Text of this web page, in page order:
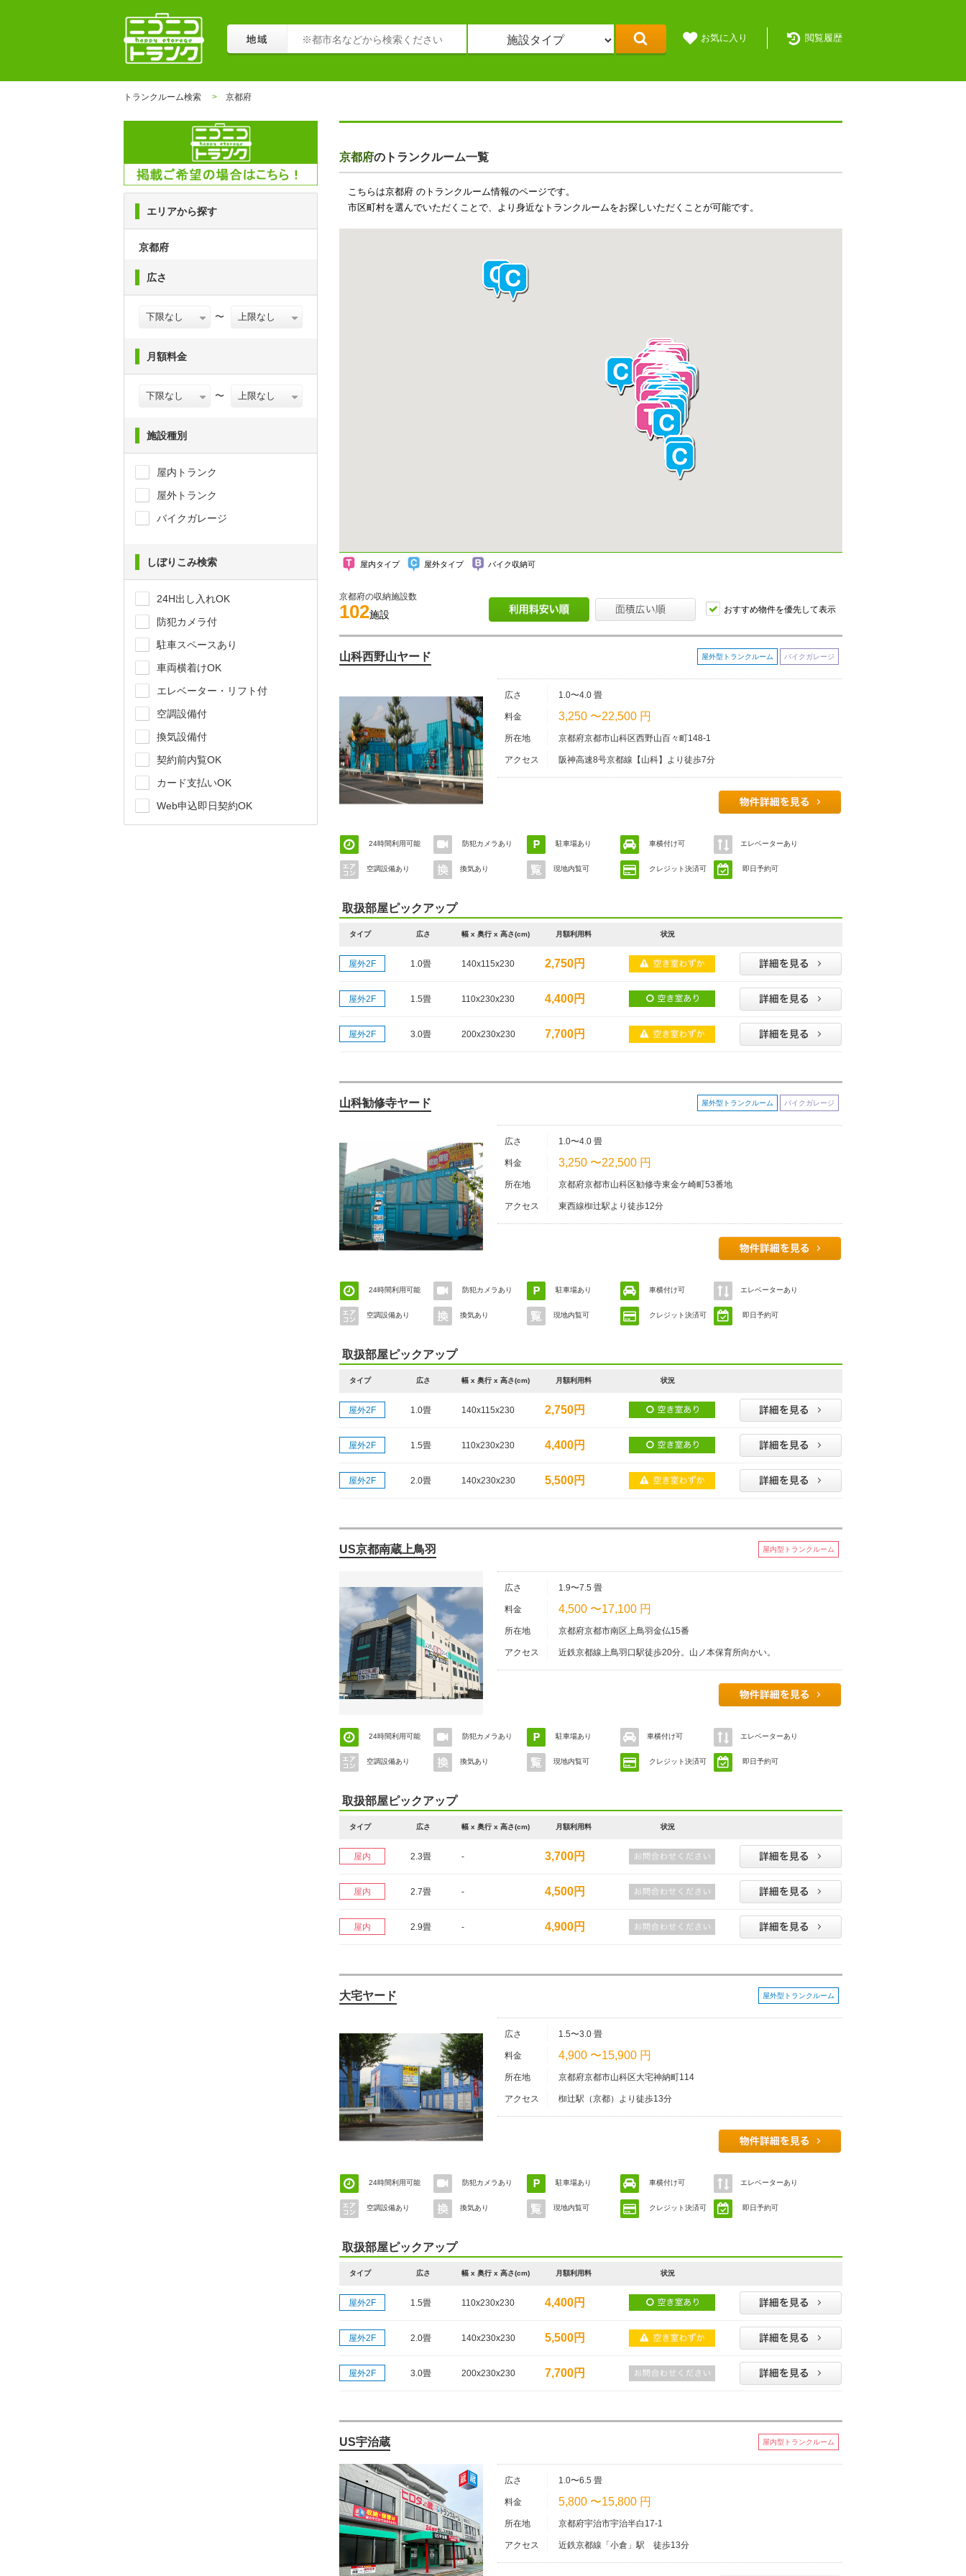
お気に入り 閲覧履歴
トランクルーム検索 京都府
エリアから探す
京都府
広さ
〜
月額料金
〜
施設種別
屋内トランク
屋外トランク
バイクガレージ
しぼりこみ検索
24H出し入れOK
防犯カメラ付
駐車スペースあり
車両横着けOK
エレベーター・リフト付
空調設備付
換気設備付
契約前内覧OK
カード支払いOK
Web申込即日契約OK
京都府のトランクルーム一覧
こちらは京都府 のトランクルーム情報のページです。
市区町村を選んでいただくことで、より身近なトランクルームをお探しいただくことが可能です。
屋内タイプ 屋外タイプ バイク収納可
京都府の収納施設数
102施設 おすすめ物件を優先して表示
屋外型トランクルーム バイクガレージ
山科西野山ヤード
広さ 1.0〜4.0 畳
料金 3,250 〜22,500 円
所在地 京都府京都市山科区西野山百々町148-1
アクセス 阪神高速8号京都線【山科】より徒歩7分
24時間利用可能 防犯カメラあり 駐車場あり 車横付け可 エレベーターあり
空調設備あり 換気あり 現地内覧可 クレジット決済可 即日予約可
取扱部屋ピックアップ
タイプ 広さ 幅 x 奥行 x 高さ(cm) 月額利用料 状況
屋外2F 1.0畳 140x115x230 2,750円
屋外2F 1.5畳 110x230x230 4,400円
屋外2F 3.0畳 200x230x230 7,700円
屋外型トランクルーム バイクガレージ
山科勧修寺ヤード
広さ 1.0〜4.0 畳
料金 3,250 〜22,500 円
所在地 京都府京都市山科区勧修寺東金ケ崎町53番地
アクセス 東西線椥辻駅より徒歩12分
24時間利用可能 防犯カメラあり 駐車場あり 車横付け可 エレベーターあり
空調設備あり 換気あり 現地内覧可 クレジット決済可 即日予約可
取扱部屋ピックアップ
タイプ 広さ 幅 x 奥行 x 高さ(cm) 月額利用料 状況
屋外2F 1.0畳 140x115x230 2,750円
屋外2F 1.5畳 110x230x230 4,400円
屋外2F 2.0畳 140x230x230 5,500円
屋内型トランクルーム
US京都南蔵上鳥羽
広さ 1.9〜7.5 畳
料金 4,500 〜17,100 円
所在地 京都府京都市南区上鳥羽金仏15番
アクセス 近鉄京都線上鳥羽口駅徒歩20分。山ノ本保育所向かい。
24時間利用可能 防犯カメラあり 駐車場あり 車横付け可 エレベーターあり
空調設備あり 換気あり 現地内覧可 クレジット決済可 即日予約可
取扱部屋ピックアップ
タイプ 広さ 幅 x 奥行 x 高さ(cm) 月額利用料 状況
屋内 2.3畳 - 3,700円
屋内 2.7畳 - 4,500円
屋内 2.9畳 - 4,900円
屋外型トランクルーム
大宅ヤード
広さ 1.5〜3.0 畳
料金 4,900 〜15,900 円
所在地 京都府京都市山科区大宅神納町114
アクセス 椥辻駅（京都）より徒歩13分
24時間利用可能 防犯カメラあり 駐車場あり 車横付け可 エレベーターあり
空調設備あり 換気あり 現地内覧可 クレジット決済可 即日予約可
取扱部屋ピックアップ
タイプ 広さ 幅 x 奥行 x 高さ(cm) 月額利用料 状況
屋外2F 1.5畳 110x230x230 4,400円
屋外2F 2.0畳 140x230x230 5,500円
屋外2F 3.0畳 200x230x230 7,700円
屋内型トランクルーム
US宇治蔵
広さ 1.0〜6.5 畳
料金 5,800 〜15,800 円
所在地 京都府宇治市宇治半白17-1
アクセス 近鉄京都線「小倉」駅 徒歩13分